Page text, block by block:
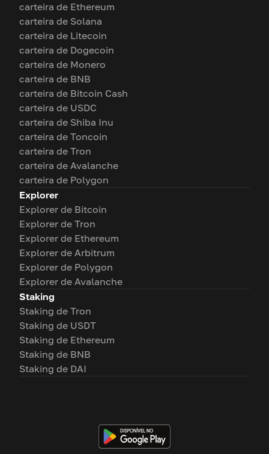
carteira de Ethereum
carteira de Solana
carteira de Litecoin
carteira de Dogecoin
carteira de Monero
carteira de BNB
carteira de Bitcoin Cash
carteira de USDC
carteira de Shiba Inu
carteira de Toncoin
carteira de Tron
carteira de Avalanche
carteira de Polygon
Explorer
Explorer de Bitcoin
Explorer de Tron
Explorer de Ethereum
Explorer de Arbitrum
Explorer de Polygon
Explorer de Avalanche
Staking
Staking de Tron
Staking de USDT
Staking de Ethereum
Staking de BNB
Staking de DAI